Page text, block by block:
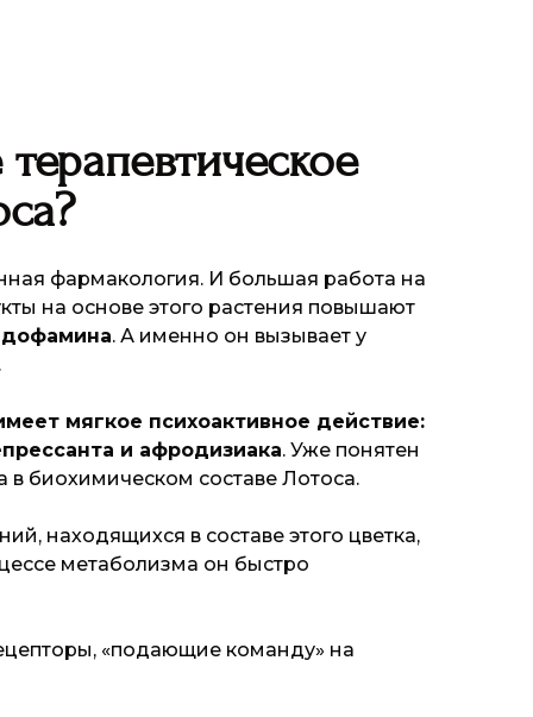
фармакология. И большая работа на
на основе этого растения повышают
дофамина. А именно он вызывает у
мягкое психоактивное действие:
и афродизиака. Уже понятен
в биохимическом составе Лотоса.
находящихся в составе этого цветка,
метаболизма он быстро
«подающие команду» на